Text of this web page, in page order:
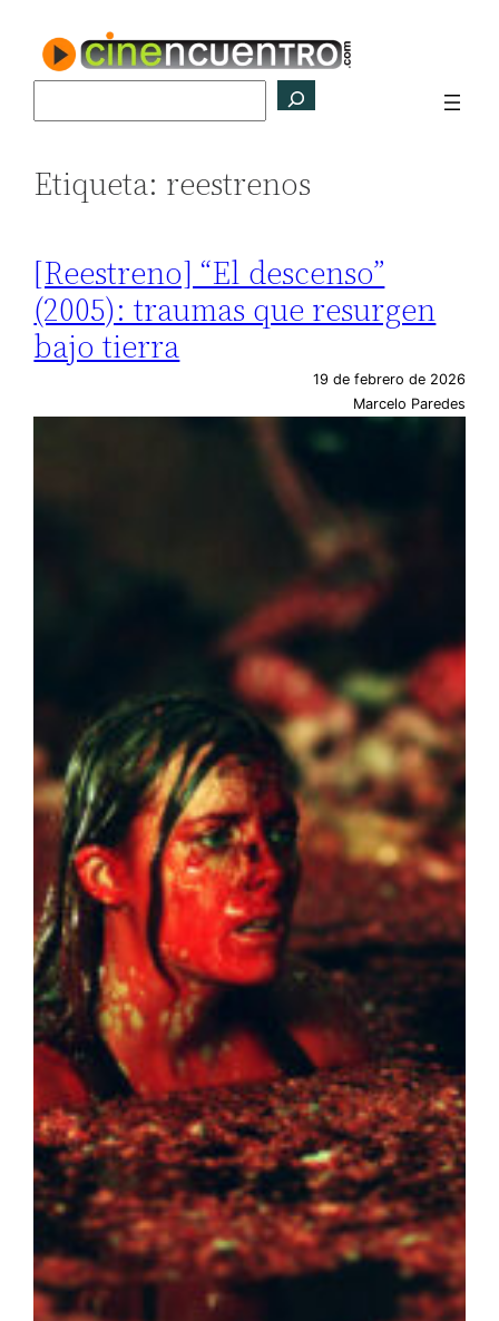
contenido
Etiqueta: reestrenos
[Reestreno] “El descenso”
(2005): traumas que resurgen
bajo tierra
19 de febrero de 2026
Marcelo Paredes